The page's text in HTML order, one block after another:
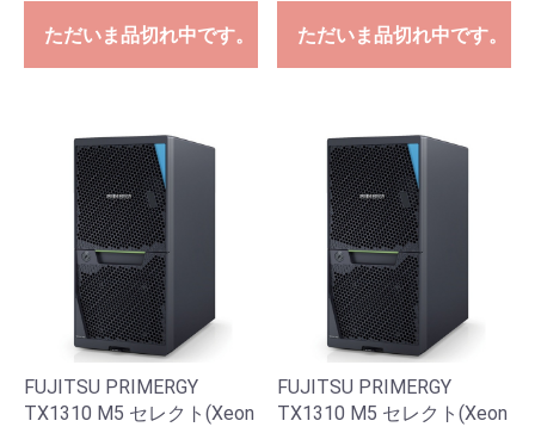
ただいま品切れ中です。 ただいま品切れ中です。
FUJITSU PRIMERGY
TX1310 M5 セレクト(Xeon
FUJITSU PRIMERGY
TX1310 M5 セレクト(Xeon